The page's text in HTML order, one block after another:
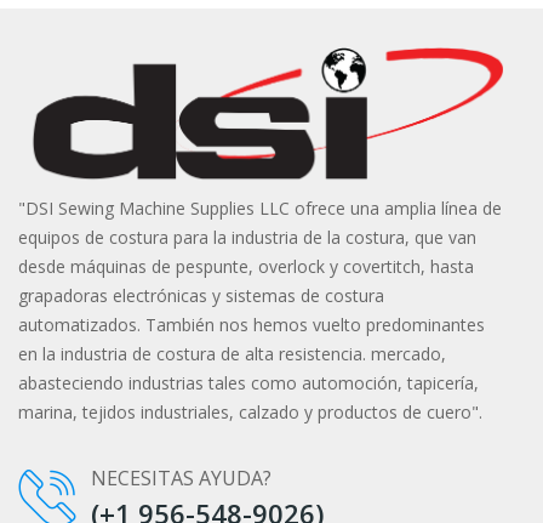
"DSI Sewing Machine Supplies LLC ofrece una amplia línea de
equipos de costura para la industria de la costura, que van
desde máquinas de pespunte, overlock y covertitch, hasta
grapadoras electrónicas y sistemas de costura
automatizados. También nos hemos vuelto predominantes
en la industria de costura de alta resistencia. mercado,
abasteciendo industrias tales como automoción, tapicería,
marina, tejidos industriales, calzado y productos de cuero".
NECESITAS AYUDA?
(+1 956-548-9026)